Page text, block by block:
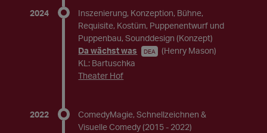
2024
Inszenierung, Konzeption, Bühne,
Requisite, Kostüm, Puppenentwurf und
Puppenbau, Sounddesign (Konzept)
Da wächst was
DEA
(Henry Mason)
KL: Bartuschka
Theater Hof
2022
ComedyMagie, Schnellzeichnen &
Visuelle Comedy (2015 - 2022)